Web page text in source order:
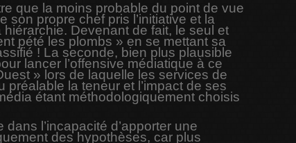
que la moins probable du point de vue
propre chef pris l’initiative et la
Devenant de fait, le seul et
pété les plombs » en se mettant sa
! La seconde, bien plus plausible
lancer l’offensive médiatique à ce
» lors de laquelle les services de
préalable la teneur et l’impact de ses
étant méthodologiquement choisis
l’incapacité d’apporter une
des hypothèses, car plus